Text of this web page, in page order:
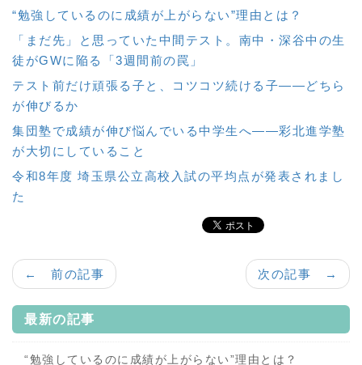
“勉強しているのに成績が上がらない”理由とは？
「まだ先」と思っていた中間テスト。南中・深谷中の生
徒がGWに陥る「3週間前の罠」
テスト前だけ頑張る子と、コツコツ続ける子——どちら
が伸びるか
集団塾で成績が伸び悩んでいる中学生へ——彩北進学塾
が大切にしていること
令和8年度 埼玉県公立高校入試の平均点が発表されまし
た
次の記事 →
← 前の記事
最新の記事
“勉強しているのに成績が上がらない”理由とは？